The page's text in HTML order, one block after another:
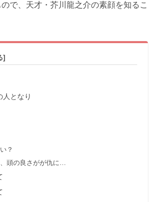
で、天才・芥川龍之介の素顔を知るこ
人となり
？
頭の良さがが仇に…